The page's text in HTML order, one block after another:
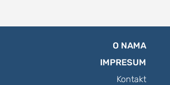
O NAMA
IMPRESUM
Kontakt